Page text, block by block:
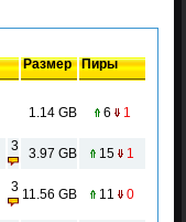
Размер Пиры
1.14 GB 6 1
3 3.97 GB 15 1
3 11.56 GB 11 0